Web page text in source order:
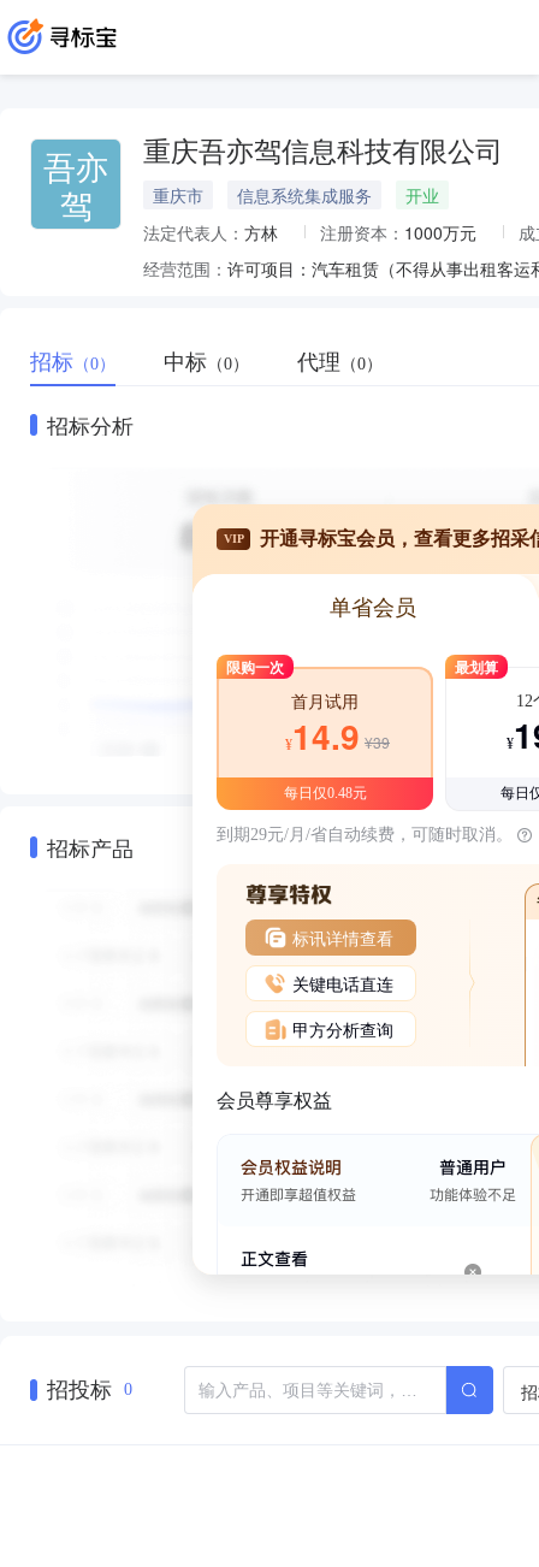
吾亦
驾
重庆吾亦驾信息科技有限公司
重庆市 信息系统集成服务
开业
法定代表人： 方林 注册资本： 1000万元
经营范围：
招标 （0） 中标 （0） 代理 （0）
招标分析
招标产品
VIP 开通寻标宝会员，查看更多招采
单省会员
限购一次
首月试用
¥14.9 ¥39
每日仅0.48元
最划算
12
¥
每日
到期29元/月/省自动续费，可随时取消。
标讯详情查看
关键电话直连
甲方分析查询
会员尊享权益
招投标 0